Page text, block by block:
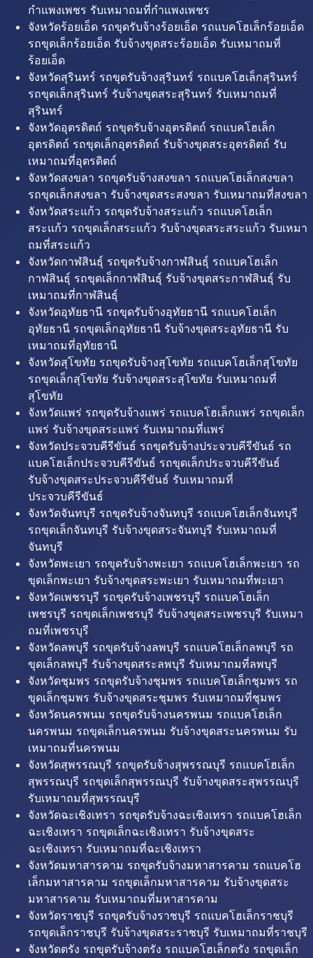
กำแพงเพชร รับเหมาถมที่กำแพงเพชร
จังหวัดร้อยเอ็ด รถขุดรับจ้างร้อยเอ็ด รถแบคโฮเล็กร้อยเอ็ด
รถขุดเล็กร้อยเอ็ด รับจ้างขุดสระร้อยเอ็ด รับเหมาถมที่
ร้อยเอ็ด
จังหวัดสุรินทร์ รถขุดรับจ้างสุรินทร์ รถแบคโฮเล็กสุรินทร์
รถขุดเล็กสุรินทร์ รับจ้างขุดสระสุรินทร์ รับเหมาถมที่
สุรินทร์
จังหวัดอุตรดิตถ์ รถขุดรับจ้างอุตรดิตถ์ รถแบคโฮเล็ก
อุตรดิตถ์ รถขุดเล็กอุตรดิตถ์ รับจ้างขุดสระอุตรดิตถ์ รับ
เหมาถมที่อุตรดิตถ์
จังหวัดสงขลา รถขุดรับจ้างสงขลา รถแบคโฮเล็กสงขลา
รถขุดเล็กสงขลา รับจ้างขุดสระสงขลา รับเหมาถมที่สงขลา
จังหวัดสระแก้ว รถขุดรับจ้างสระแก้ว รถแบคโฮเล็ก
สระแก้ว รถขุดเล็กสระแก้ว รับจ้างขุดสระสระแก้ว รับเหมา
ถมที่สระแก้ว
จังหวัดกาฬสินธุ์ รถขุดรับจ้างกาฬสินธุ์ รถแบคโฮเล็ก
กาฬสินธุ์ รถขุดเล็กกาฬสินธุ์ รับจ้างขุดสระกาฬสินธุ์ รับ
เหมาถมที่กาฬสินธุ์
จังหวัดอุทัยธานี รถขุดรับจ้างอุทัยธานี รถแบคโฮเล็ก
อุทัยธานี รถขุดเล็กอุทัยธานี รับจ้างขุดสระอุทัยธานี รับ
เหมาถมที่อุทัยธานี
จังหวัดสุโขทัย รถขุดรับจ้างสุโขทัย รถแบคโฮเล็กสุโขทัย
รถขุดเล็กสุโขทัย รับจ้างขุดสระสุโขทัย รับเหมาถมที่
สุโขทัย
จังหวัดแพร่ รถขุดรับจ้างแพร่ รถแบคโฮเล็กแพร่ รถขุดเล็ก
แพร่ รับจ้างขุดสระแพร่ รับเหมาถมที่แพร่
จังหวัดประจวบคีรีขันธ์ รถขุดรับจ้างประจวบคีรีขันธ์ รถ
แบคโฮเล็กประจวบคีรีขันธ์ รถขุดเล็กประจวบคีรีขันธ์
รับจ้างขุดสระประจวบคีรีขันธ์ รับเหมาถมที่
ประจวบคีรีขันธ์
จังหวัดจันทบุรี รถขุดรับจ้างจันทบุรี รถแบคโฮเล็กจันทบุรี
รถขุดเล็กจันทบุรี รับจ้างขุดสระจันทบุรี รับเหมาถมที่
จันทบุรี
จังหวัดพะเยา รถขุดรับจ้างพะเยา รถแบคโฮเล็กพะเยา รถ
ขุดเล็กพะเยา รับจ้างขุดสระพะเยา รับเหมาถมที่พะเยา
จังหวัดเพชรบุรี รถขุดรับจ้างเพชรบุรี รถแบคโฮเล็ก
เพชรบุรี รถขุดเล็กเพชรบุรี รับจ้างขุดสระเพชรบุรี รับเหมา
ถมที่เพชรบุรี
จังหวัดลพบุรี รถขุดรับจ้างลพบุรี รถแบคโฮเล็กลพบุรี รถ
ขุดเล็กลพบุรี รับจ้างขุดสระลพบุรี รับเหมาถมที่ลพบุรี
จังหวัดชุมพร รถขุดรับจ้างชุมพร รถแบคโฮเล็กชุมพร รถ
ขุดเล็กชุมพร รับจ้างขุดสระชุมพร รับเหมาถมที่ชุมพร
จังหวัดนครพนม รถขุดรับจ้างนครพนม รถแบคโฮเล็ก
นครพนม รถขุดเล็กนครพนม รับจ้างขุดสระนครพนม รับ
เหมาถมที่นครพนม
จังหวัดสุพรรณบุรี รถขุดรับจ้างสุพรรณบุรี รถแบคโฮเล็ก
สุพรรณบุรี รถขุดเล็กสุพรรณบุรี รับจ้างขุดสระสุพรรณบุรี
รับเหมาถมที่สุพรรณบุรี
จังหวัดฉะเชิงเทรา รถขุดรับจ้างฉะเชิงเทรา รถแบคโฮเล็ก
ฉะเชิงเทรา รถขุดเล็กฉะเชิงเทรา รับจ้างขุดสระ
ฉะเชิงเทรา รับเหมาถมที่ฉะเชิงเทรา
จังหวัดมหาสารคาม รถขุดรับจ้างมหาสารคาม รถแบคโฮ
เล็กมหาสารคาม รถขุดเล็กมหาสารคาม รับจ้างขุดสระ
มหาสารคาม รับเหมาถมที่มหาสารคาม
จังหวัดราชบุรี รถขุดรับจ้างราชบุรี รถแบคโฮเล็กราชบุรี
รถขุดเล็กราชบุรี รับจ้างขุดสระราชบุรี รับเหมาถมที่ราชบุรี
จังหวัดตรัง รถขุดรับจ้างตรัง รถแบคโฮเล็กตรัง รถขุดเล็ก